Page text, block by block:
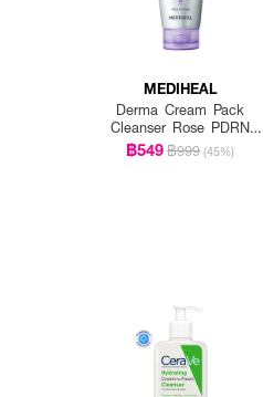
MEDIHEAL
Derma Cream Pack
Cleanser Rose PDRN
[Pore Firming]
฿549฿999 (45%)